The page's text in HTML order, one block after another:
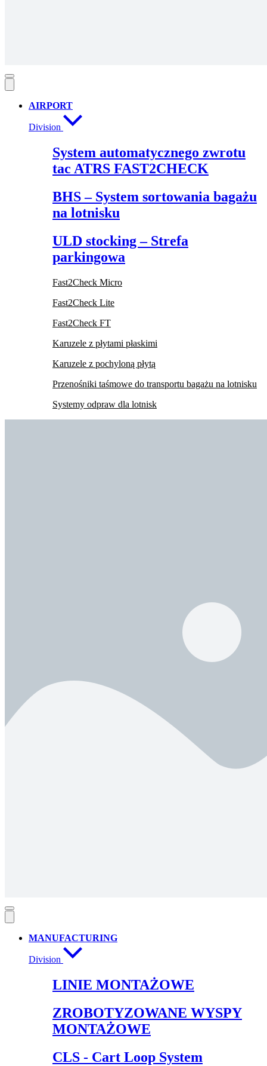
AIRPORT
Division
System automatycznego zwrotu
tac ATRS FAST2CHECK
BHS – System sortowania bagażu
na lotnisku
ULD stocking – Strefa
parkingowa
Fast2Check Micro
Fast2Check Lite
Fast2Check FT
Karuzele z płytami płaskimi
Karuzele z pochyloną płytą
Przenośniki taśmowe do transportu bagażu na lotnisku
Systemy odpraw dla lotnisk
MANUFACTURING
Division
LINIE MONTAŻOWE
ZROBOTYZOWANE WYSPY
MONTAŻOWE
CLS - Cart Loop System